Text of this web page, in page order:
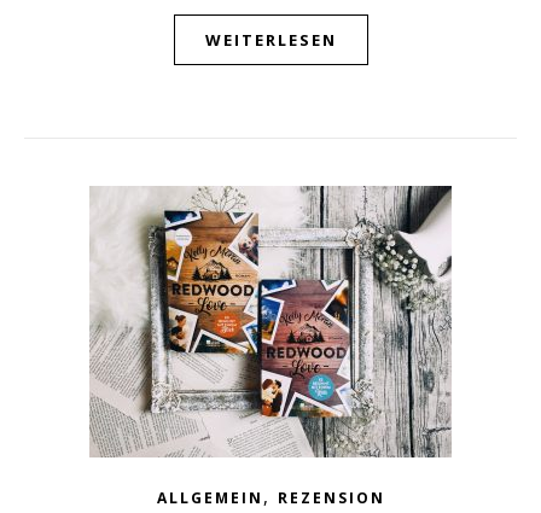
WEITERLESEN
ALLGEMEIN , REZENSION